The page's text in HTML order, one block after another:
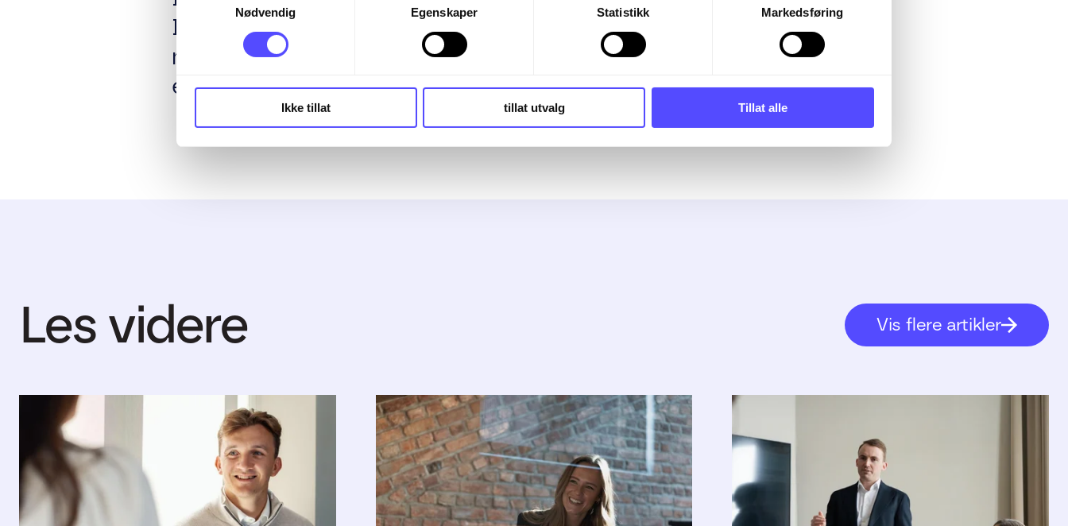
Nødvendig
Egenskaper Statistikk Markedsføring
Ikke tillat tillat utvalg Tillat alle
Bokføringsplikten handler om løpende registrering av transaksjoner,
mens regnskapsplikten handler om den formelle plikten til å rapportere
et fullstendig årsregnskap til myndighetene.
Les videre Vis flere artikler